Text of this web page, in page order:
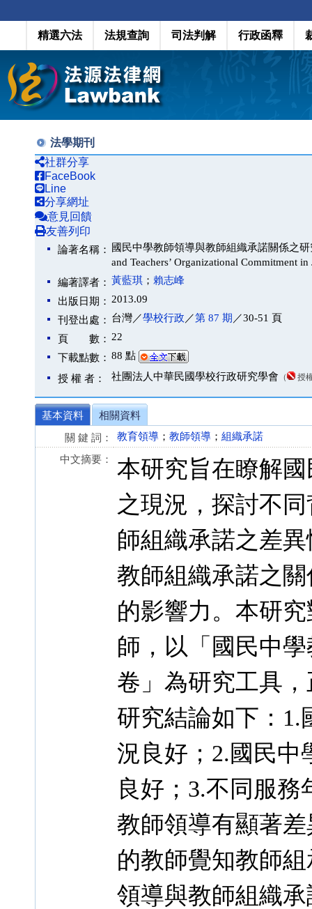
精選六法 法規查詢 司法判解 行政函釋
法學期刊
社群分享
FaceBook
Line
分享網址
意見回饋
友善列印
論著名稱：
國民中學教師領導與教師組織承諾關係之研
and Teachers’ Organizational Commitment
編著譯者： 黃藍琪 ； 賴志峰
出版日期： 2013.09
刊登出處： 台灣／學校行政 ／第 87 期 ／30-51 頁
頁 數： 22
下載點數： 88 點
授 權 者： 社團法人中華民國學校行政研究學會 （ 授
基本資料
相關資料
關 鍵 詞：
教育領導 ； 教師領導 ； 組織承諾
中文摘要：
本研究旨在瞭解
之現況，探討不
師組織承諾之差
教師組織承諾之
的影響力。本研
師，以「國民中
卷」為研究工具
研究結論如下：1.
況良好；2.國民中
良好；3.不同服
教師領導有顯著
的教師覺知教師
領導與教師組織